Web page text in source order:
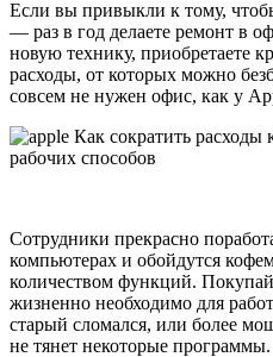
Если вы привыкли к тому,
— раз в год делаете ремонт в
новую технику, приобретаете
расходы, от которых можно
совсем не нужен офис, как у
Сотрудники прекрасно
компьютерах и обойдутся
количеством функций.
жизненно необходимо для
старый сломался, или более
не тянет некоторые программы.